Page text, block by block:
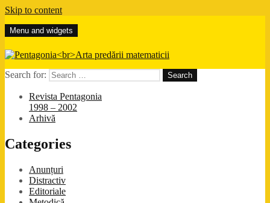
Skip to content
Pentagonia
Arta predării matematicii
Menu and widgets
Search for:
Revista Pentagonia
1998 – 2002
Arhivă
Categories
Anunțuri
Distractiv
Editoriale